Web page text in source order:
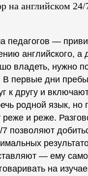
на английском 24/
педагогов —
английского, а
владеть, нужно
В первые дни
к другу и
родной язык, но
реже и реже.
позволяют
— ему
на